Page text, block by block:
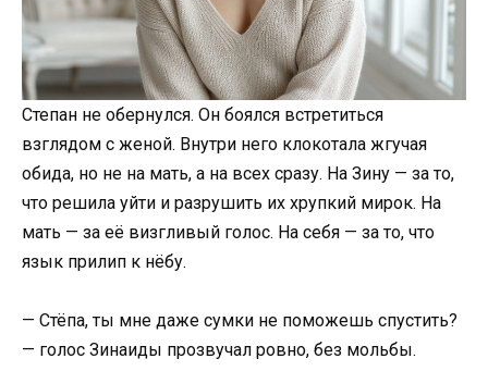
Степан не обернулся. Он боялся встретиться
взглядом с женой. Внутри него клокотала жгучая
обида, но не на мать, а на всех сразу. На Зину — за то,
что решила уйти и разрушить их хрупкий мирок. На
мать — за её визгливый голос. На себя — за то, что
язык прилип к нёбу.
— Стёпа, ты мне даже сумки не поможешь спустить?
— голос Зинаиды прозвучал ровно, без мольбы.